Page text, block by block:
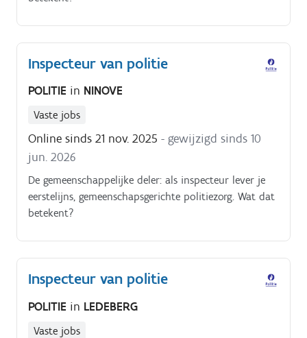
Inspecteur van politie
POLITIE in NINOVE
Vaste jobs
Online sinds 21 nov. 2025 - gewijzigd sinds 10
jun. 2026
De gemeenschappelijke deler: als inspecteur lever je
eerstelijns, gemeenschapsgerichte politiezorg. Wat dat
betekent?
Inspecteur van politie
POLITIE in LEDEBERG
Vaste jobs